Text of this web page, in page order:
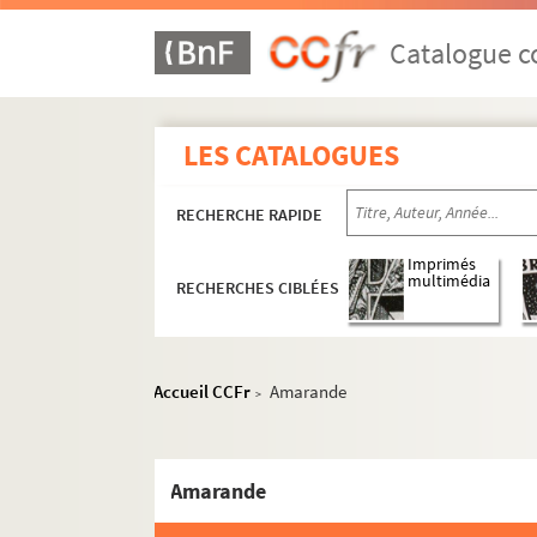
Catalogue
LES CATALOGUES
RECHERCHE RAPIDE
RECHERCHES CIBLÉES
Imprimés
multimédia
Accueil CCFr > Amarande
Amarande
Administration
Journal des tournées
Programmes